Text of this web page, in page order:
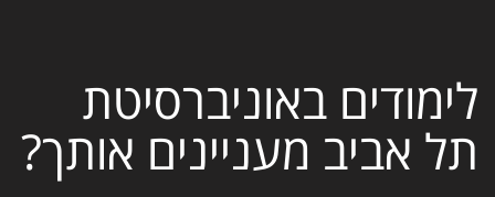
לימודים באוניברסיטת
תל אביב מעניינים אותך?